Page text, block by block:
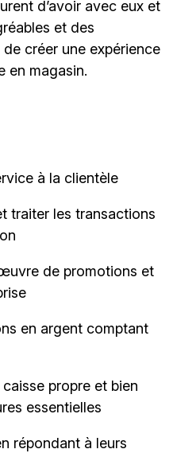
d’avoir avec eux et
et des
créer une expérience
en magasin.
à la clientèle
traiter les transactions
de promotions et
en argent comptant
propre et bien
essentielles
répondant à leurs